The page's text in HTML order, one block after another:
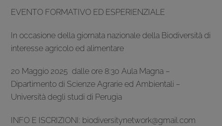
EVENTO FORMATIVO ED ESPERIENZIALE
In occasione della giornata nazionale della Biodiversità di
interesse agricolo ed alimentare
20 Maggio 2025 dalle ore 8:30 Aula Magna –
Dipartimento di Scienze Agrarie ed Ambientali –
Università degli studi di Perugia
INFO E ISCRIZIONI: biodiversitynetwork@gmail.com